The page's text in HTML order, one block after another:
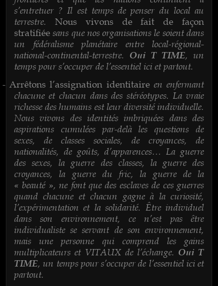
s’entretuer ? Il est temps de penser du local au
terrestre. Nous vivons de fait de façon
stratifiée sans que nos organisations le soient dans
un fédéralisme planétaire entre local-régional-
national-continental-terrestre. Oui T TIME, un
temps pour s’occuper de l’essentiel ici et partout.
- Arrêtons l’assignation identitaire en enfermant
chacune et chacun dans des stéréotypes. La vraie
richesse des humains est leur diversité individuelle.
Nous vivons des identités imbriquées dans des
aspirations cumulées par-delà les questions de
sexes, de classes sociales, de croyances, de
nationalités, de goûts, d’apparences… La guerre
des sexes, la guerre des classes, la guerre des
croyances, la guerre du fric, la guerre de la
« beauté », ne font que des esclaves de ces guerres
quand chacune et chacun gagne à la curiosité,
l’expérimentation et la solidarité. Être individuel
dans son environnement, ce n’est pas être
individualiste se servant de son environnement,
mais une personne qui comprend les gains
multiplicateurs et VITAUX de l’échange. Oui T
TIME, un temps pour s’occuper de l’essentiel ici et
partout.